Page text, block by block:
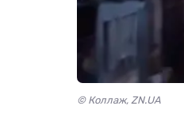
© Коллаж, ZN.UA